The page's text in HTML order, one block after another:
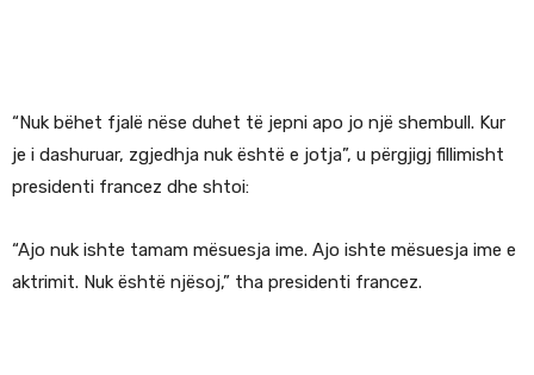
“Nuk bëhet fjalë nëse duhet të jepni apo jo një shembull. Kur
je i dashuruar, zgjedhja nuk është e jotja”, u përgjigj fillimisht
presidenti francez dhe shtoi:
“Ajo nuk ishte tamam mësuesja ime. Ajo ishte mësuesja ime e
aktrimit. Nuk është njësoj,” tha presidenti francez.